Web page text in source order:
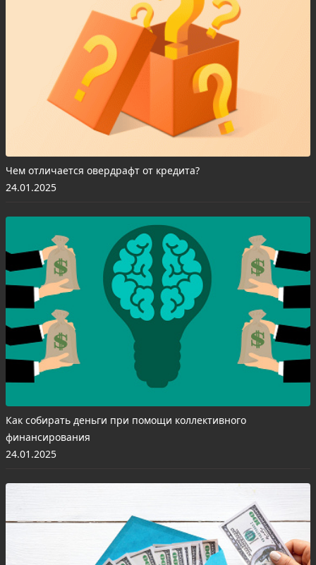
Чем отличается овердрафт от кредита?
24.01.2025
Как собирать деньги при помощи коллективного
финансирования
24.01.2025